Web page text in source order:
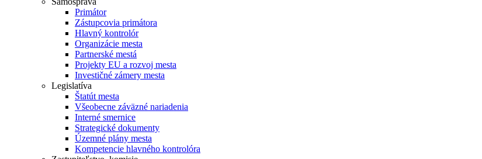
Primátor
Zástupcovia primátora
Hlavný kontrolór
Organizácie mesta
Partnerské mestá
Projekty EU a rozvoj mesta
Investičné zámery mesta
Legislatíva
Štatút mesta
Všeobecne záväzné nariadenia
Interné smernice
Strategické dokumenty
Územné plány mesta
Kompetencie hlavného kontrolóra